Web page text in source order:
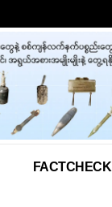
FACTCHECK